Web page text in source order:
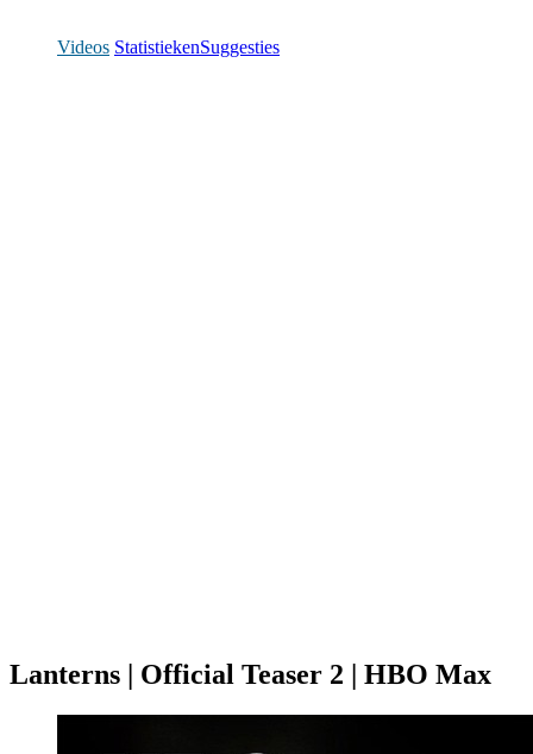
Videos StatistiekenSuggesties
Lanterns | Official Teaser 2 | HBO Max